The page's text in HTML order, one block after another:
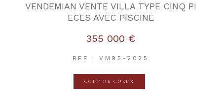
VENDEMIAN VENTE VILLA TYPE CINQ PI
ECES AVEC PISCINE
355 000 €
REF : VM95-2025
COUP DE COEUR